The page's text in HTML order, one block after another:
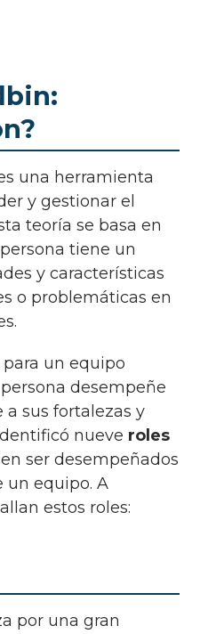
y gestionar el
teoría se basa en
tiene un
y características
o problemáticas en
desempeñe
sus fortalezas y
nueve roles
ser desempeñados
un equipo. A
estos roles: